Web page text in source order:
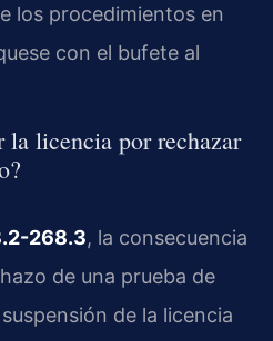
los procedimientos en
con el bufete al
la licencia por rechazar
268.3, la consecuencia
de una prueba de
de la licencia